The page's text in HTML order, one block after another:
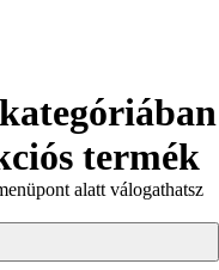
termék
alatt válogathatsz